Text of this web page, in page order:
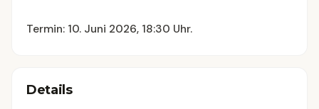
Termin: 10. Juni 2026, 18:30 Uhr.
Details